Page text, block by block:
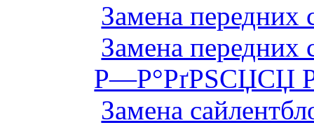
Замена передних
Замена передних
Р—Р°РґРЅСЏСЏ
Замена